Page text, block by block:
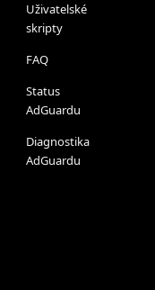
Uživatelské
skripty
FAQ
Status
AdGuardu
Diagnostika
AdGuardu